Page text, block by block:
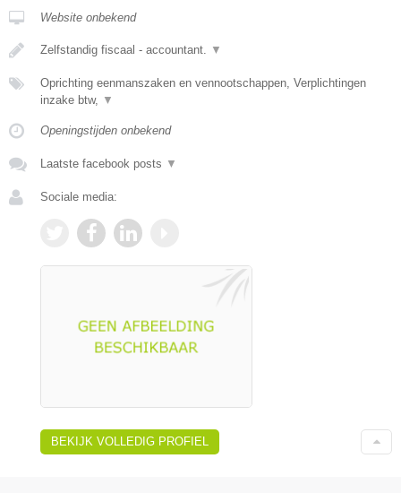
Website onbekend
Zelfstandig fiscaal - accountant. ▼
Oprichting eenmanszaken en vennootschappen, Verplichtingen
inzake btw, ▼
Openingstijden onbekend
Laatste facebook posts ▼
Sociale media:
BEKIJK VOLLEDIG PROFIEL